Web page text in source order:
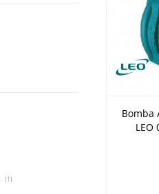
Bomba
LEO
(1)